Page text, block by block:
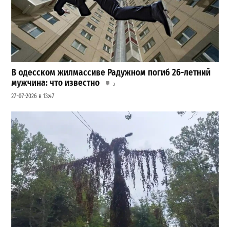
В одесском жилмассиве Радужном погиб 26-летний
мужчина: что известно
3
27-07-2026 в 13:47